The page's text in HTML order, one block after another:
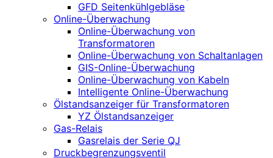
GFD Seitenkühlgebläse
Online-Überwachung
Online-Überwachung von
Transformatoren
Online-Überwachung von Schaltanlagen
GIS-Online-Überwachung
Online-Überwachung von Kabeln
Intelligente Online-Überwachung
Ölstandsanzeiger für Transformatoren
YZ Ölstandsanzeiger
Gas-Relais
Gasrelais der Serie QJ
Druckbegrenzungsventil